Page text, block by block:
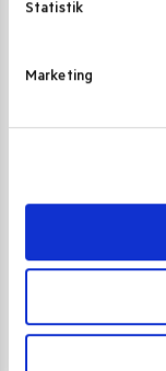
Statistik
Marketing